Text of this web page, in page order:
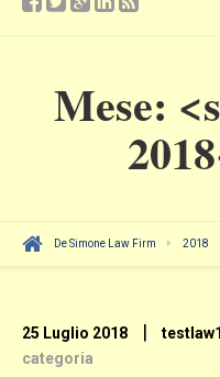
Mese:
De Simone Law Firm 2018
25 Luglio 2018 | testlaw1
categoria